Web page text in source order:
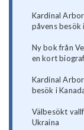
Kardinal
påvens besök
Ny bok från
en kort
Kardinal
besök i
Välbesökt
Ukraina